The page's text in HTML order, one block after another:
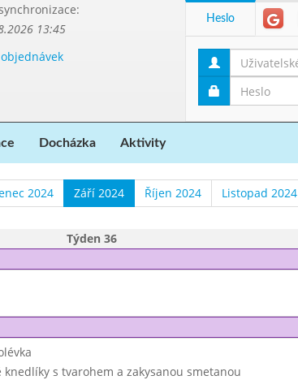
13:45
Heslo
Docházka Aktivity
2024 Září 2024 Říjen 2024 Listopad 2024
Týden 36
knedlíky s tvarohem a zakysanou smetanou